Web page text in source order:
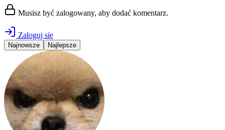
Musisz być zalogowany, aby dodać komentarz.
Zaloguj się
Najnowsze Najlepsze